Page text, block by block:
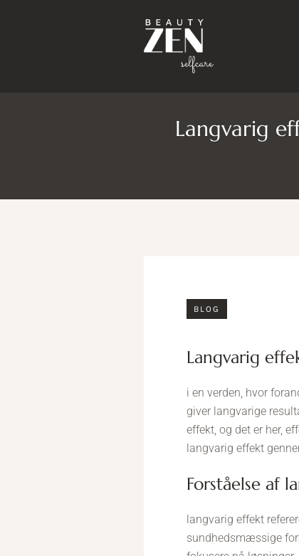
Langvarig
BLOG
langvarig
i en verden, hvor
giver langvarige
effekt, og det er her,
langvarig effekt
forståelse af
langvarig effekt
sundhedsmæssige